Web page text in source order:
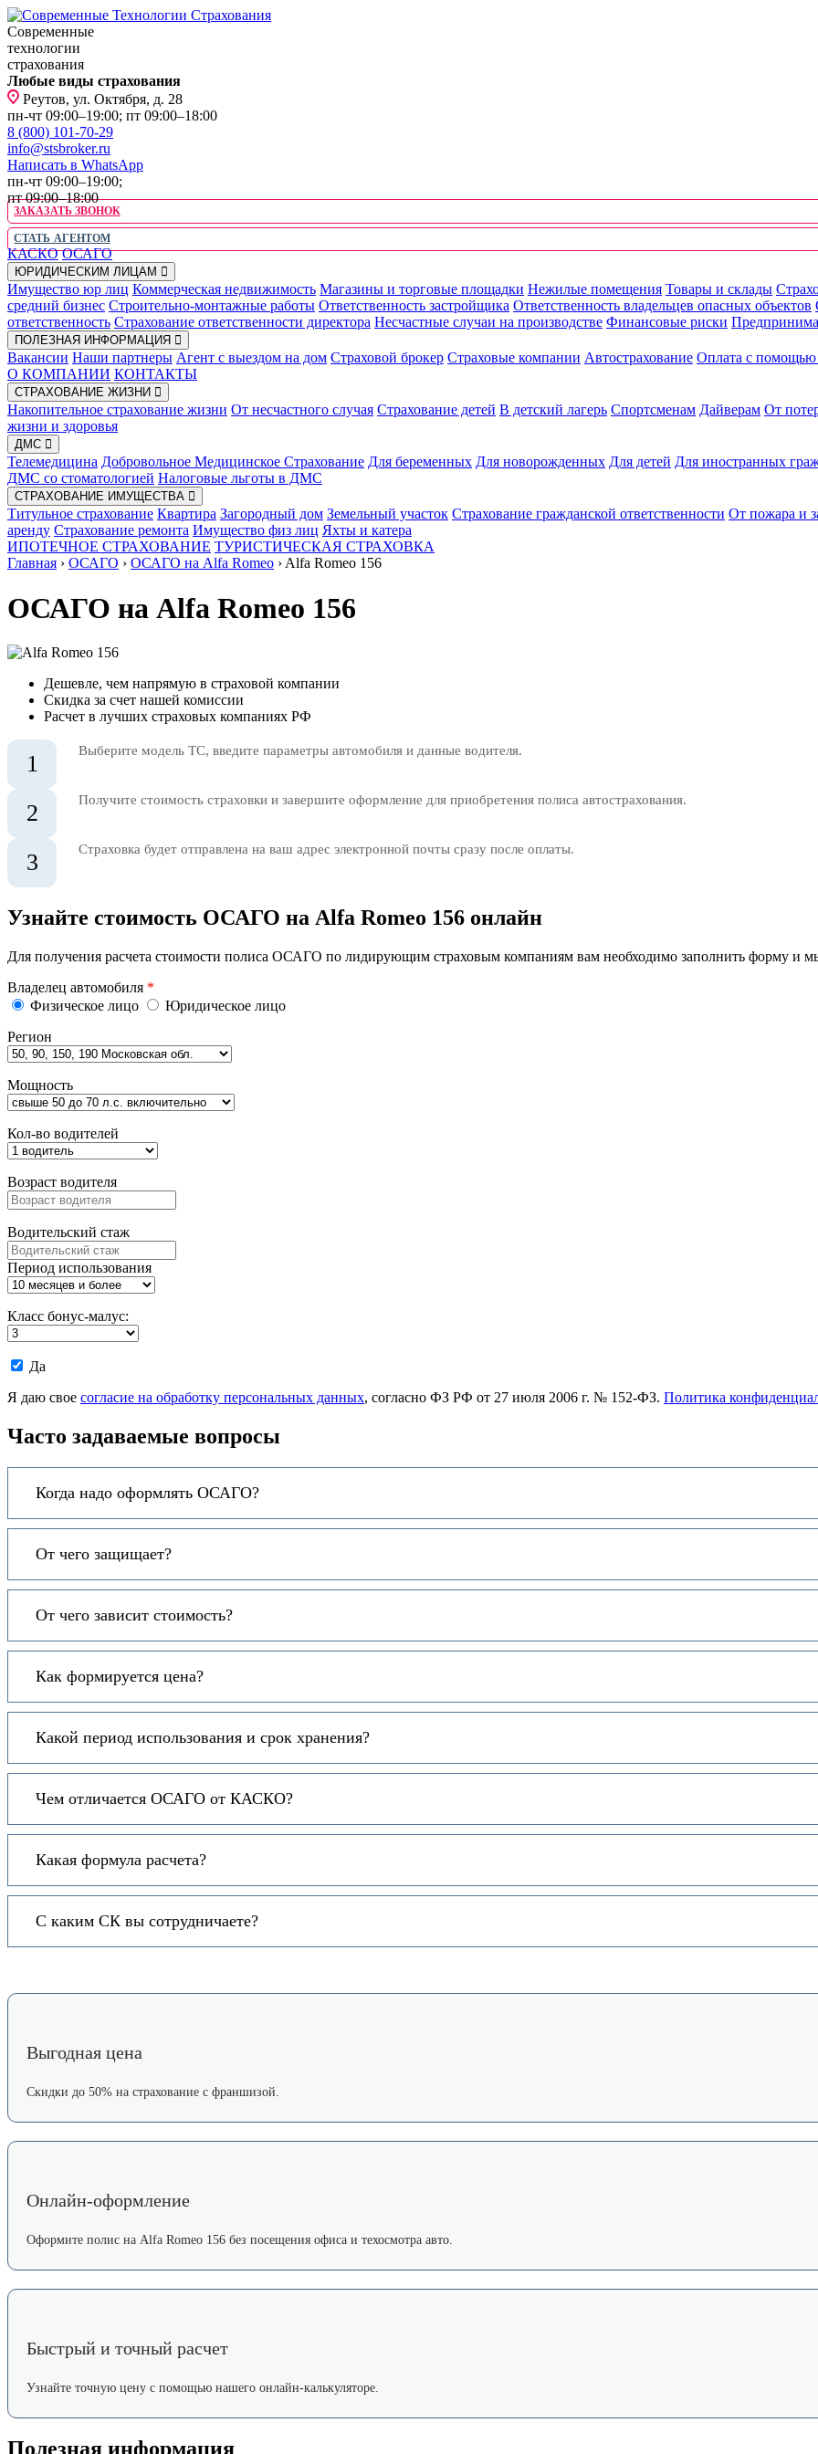
Современные
технологии
страхования
Любые виды страхования
Реутов, ул. Октября, д. 28
пн-чт 09:00–19:00; пт 09:00–18:00
8 (800) 101-70-29
info@stsbroker.ru
Написать в WhatsApp
пн-чт 09:00–19:00;
пт 09:00–18:00
ЗАКАЗАТЬ ЗВОНОК
СТАТЬ АГЕНТОМ
КАСКО ОСАГО
ЮРИДИЧЕСКИМ ЛИЦАМ
Имущество юр лиц Коммерческая недвижимость Магазины и торговые площадки Нежилые помещения Товары и склады
средний бизнес Строительно-монтажные работы Ответственность застройщика Ответственность владельцев опасных объектов
ответственность Страхование ответственности директора Несчастные случаи на производстве Финансовые риски
ПОЛЕЗНАЯ ИНФОРМАЦИЯ
Вакансии Наши партнеры Агент с выездом на дом Страховой брокер Страховые компании Автострахование Оплата с
О КОМПАНИИ КОНТАКТЫ
СТРАХОВАНИЕ ЖИЗНИ
Накопительное страхование жизни От несчастного случая Страхование детей В детский лагерь Спортсменам Дайверам От
жизни и здоровья
ДМС
Телемедицина Добровольное Медицинское Страхование Для беременных Для новорожденных Для детей Для иностранных
ДМС со стоматологией Налоговые льготы в ДМС
СТРАХОВАНИЕ ИМУЩЕСТВА
Титульное страхование Квартира Загородный дом Земельный участок Страхование гражданской ответственности От пожара и
аренду Страхование ремонта Имущество физ лиц Яхты и катера
ИПОТЕЧНОЕ СТРАХОВАНИЕ ТУРИСТИЧЕСКАЯ СТРАХОВКА
Главная › ОСАГО › ОСАГО на Alfa Romeo › Alfa Romeo 156
ОСАГО на Alfa Romeo 156
Дешевле, чем напрямую в страховой компании
Скидка за счет нашей комиссии
Расчет в лучших страховых компаниях РФ
1 Выберите модель ТС, введите параметры автомобиля и данные водителя.
2 Получите стоимость страховки и завершите оформление для приобретения полиса автострахования.
3 Страховка будет отправлена на ваш адрес электронной почты сразу после оплаты.
Узнайте стоимость ОСАГО на Alfa Romeo 156 онлайн
Для получения расчета стоимости полиса ОСАГО по лидирующим страховым компаниям вам необходимо заполнить форму и мы
Владелец автомобиля *
Физическое лицо
Юридическое лицо
Регион
Мощность
Кол-во водителей
Возраст водителя
Водительский стаж
Период использования
Класс бонус-малус:
Даю
на
моих
персональных
Да
Я даю свое согласие на обработку персональных данных, согласно ФЗ РФ от 27 июля 2006 г. № 152-ФЗ. Политика
Часто задаваемые вопросы
Когда надо оформлять ОСАГО?
От чего защищает?
От чего зависит стоимость?
Как формируется цена?
Какой период использования и срок хранения?
Чем отличается ОСАГО от КАСКО?
Какая формула расчета?
С каким СК вы сотрудничаете?
Выгодная цена
Скидки до 50% на страхование с франшизой.
Онлайн-оформление
Оформите полис на Alfa Romeo 156 без посещения офиса и техосмотра авто.
Быстрый и точный расчет
Узнайте точную цену с помощью нашего онлайн-калькуляторе.
Полезная информация